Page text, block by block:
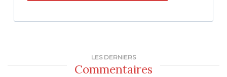
LES DERNIERS
Commentaires